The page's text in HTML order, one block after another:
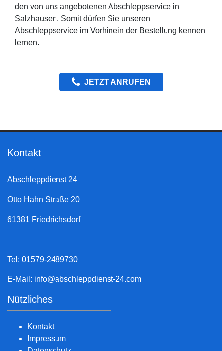
den von uns angebotenen Abschleppservice in
Salzhausen. Somit dürfen Sie unseren
Abschleppservice im Vorhinein der Bestellung kennen
lernen.
JETZT ANRUFEN
Kontakt
Abschleppdienst 24
Otto Hahn Straße 20
61381 Friedrichsdorf
Tel: 01579-2489730
E-Mail: info@abschleppdienst-24.com
Nützliches
Kontakt
Impressum